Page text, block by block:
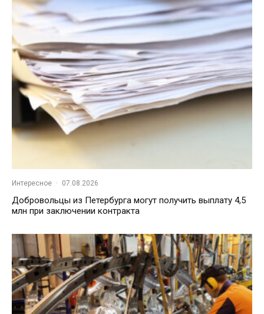
Интересное · 07.08.2026
Добровольцы из Петербурга могут получить выплату 4,5
млн при заключении контракта